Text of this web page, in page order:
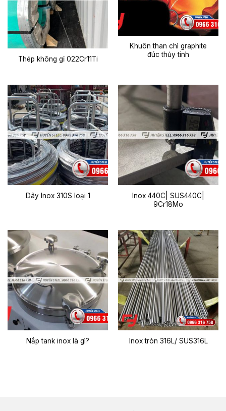
Thép không gỉ 022Cr11Ti
Khuôn than chì graphite
đúc thủy tinh
Dây Inox 310S loại 1
Inox 440C| SUS440C|
9Cr18Mo
Nắp tank inox là gì? Inox tròn 316L/ SUS316L